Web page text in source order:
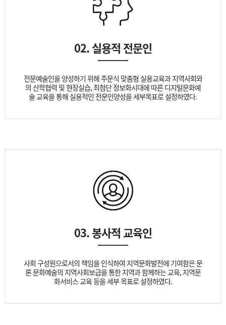
02. 실용적 전문인
전문예술인을 양성하기 위해 주문식 맞춤형 실용교육과 지역사회와
의 산학협력 및 현장실습, 최첨단 정보화시대에 따른 디지털문화예
술 교육을 통해 실용적인 전문인양성을 세부목표로 설정하였다.
03. 봉사적 교육인
사회 구성원으로서의 책임을 인식하여 지역문화발전에 기여함은 문
론 문화예술의 지역사회보급을 통한 지역과 함께하는 교육, 지역문
화서비스 교육 등을 세부 목표로 설정하였다.